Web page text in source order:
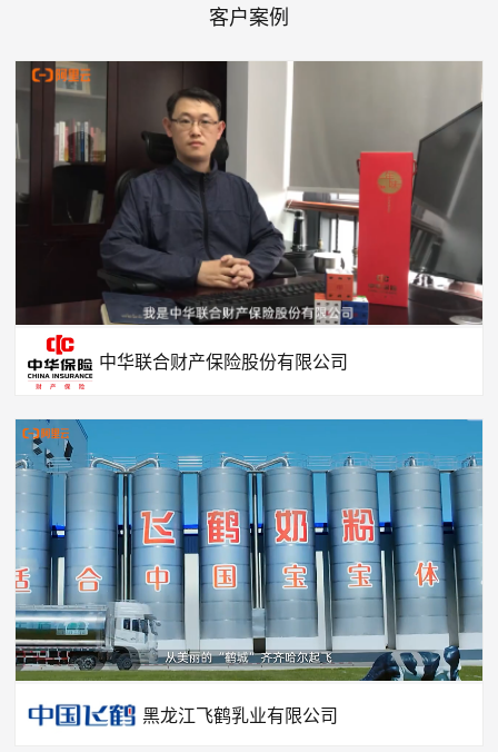
客户案例
中华联合财产保险股份有限公司
黑龙江飞鹤乳业有限公司